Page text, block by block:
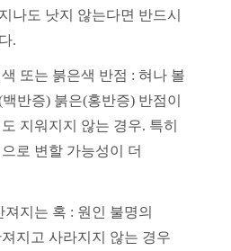
나도 낫지 않는다면 반드시
.
또는 붉은색 반점 : 혀나 볼
반증) 붉은(홍반증) 반점이
지워지지 않는 경우. 특히
로 변할 가능성이 더
지는 혹 : 원인 불명의
지고 사라지지 않는 경우